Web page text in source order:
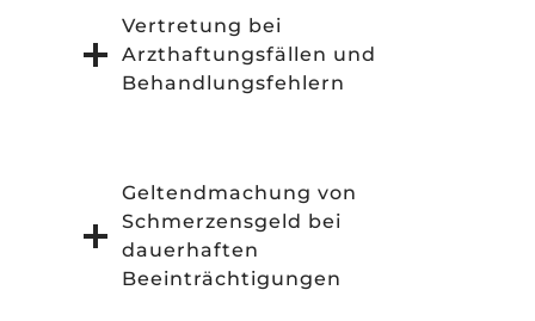
Vertretung bei
Arzthaftungsfällen und
Behandlungsfehlern
Geltendmachung von
Schmerzensgeld bei
dauerhaften
Beeinträchtigungen